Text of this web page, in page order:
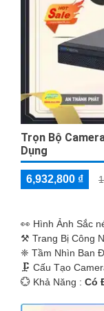
Trọn Bộ
Dụng
6,932,800 ₫
️👀 Hình Ảnh Sắc
⚒ Trang Bị Công
❈ Tầm Nhìn Ban
🗜️ Cấu Tạo
️💮 Khả Năng : Có